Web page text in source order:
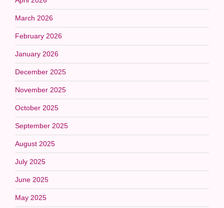
March 2026
February 2026
January 2026
December 2025
November 2025
October 2025
September 2025
August 2025
July 2025
June 2025
May 2025